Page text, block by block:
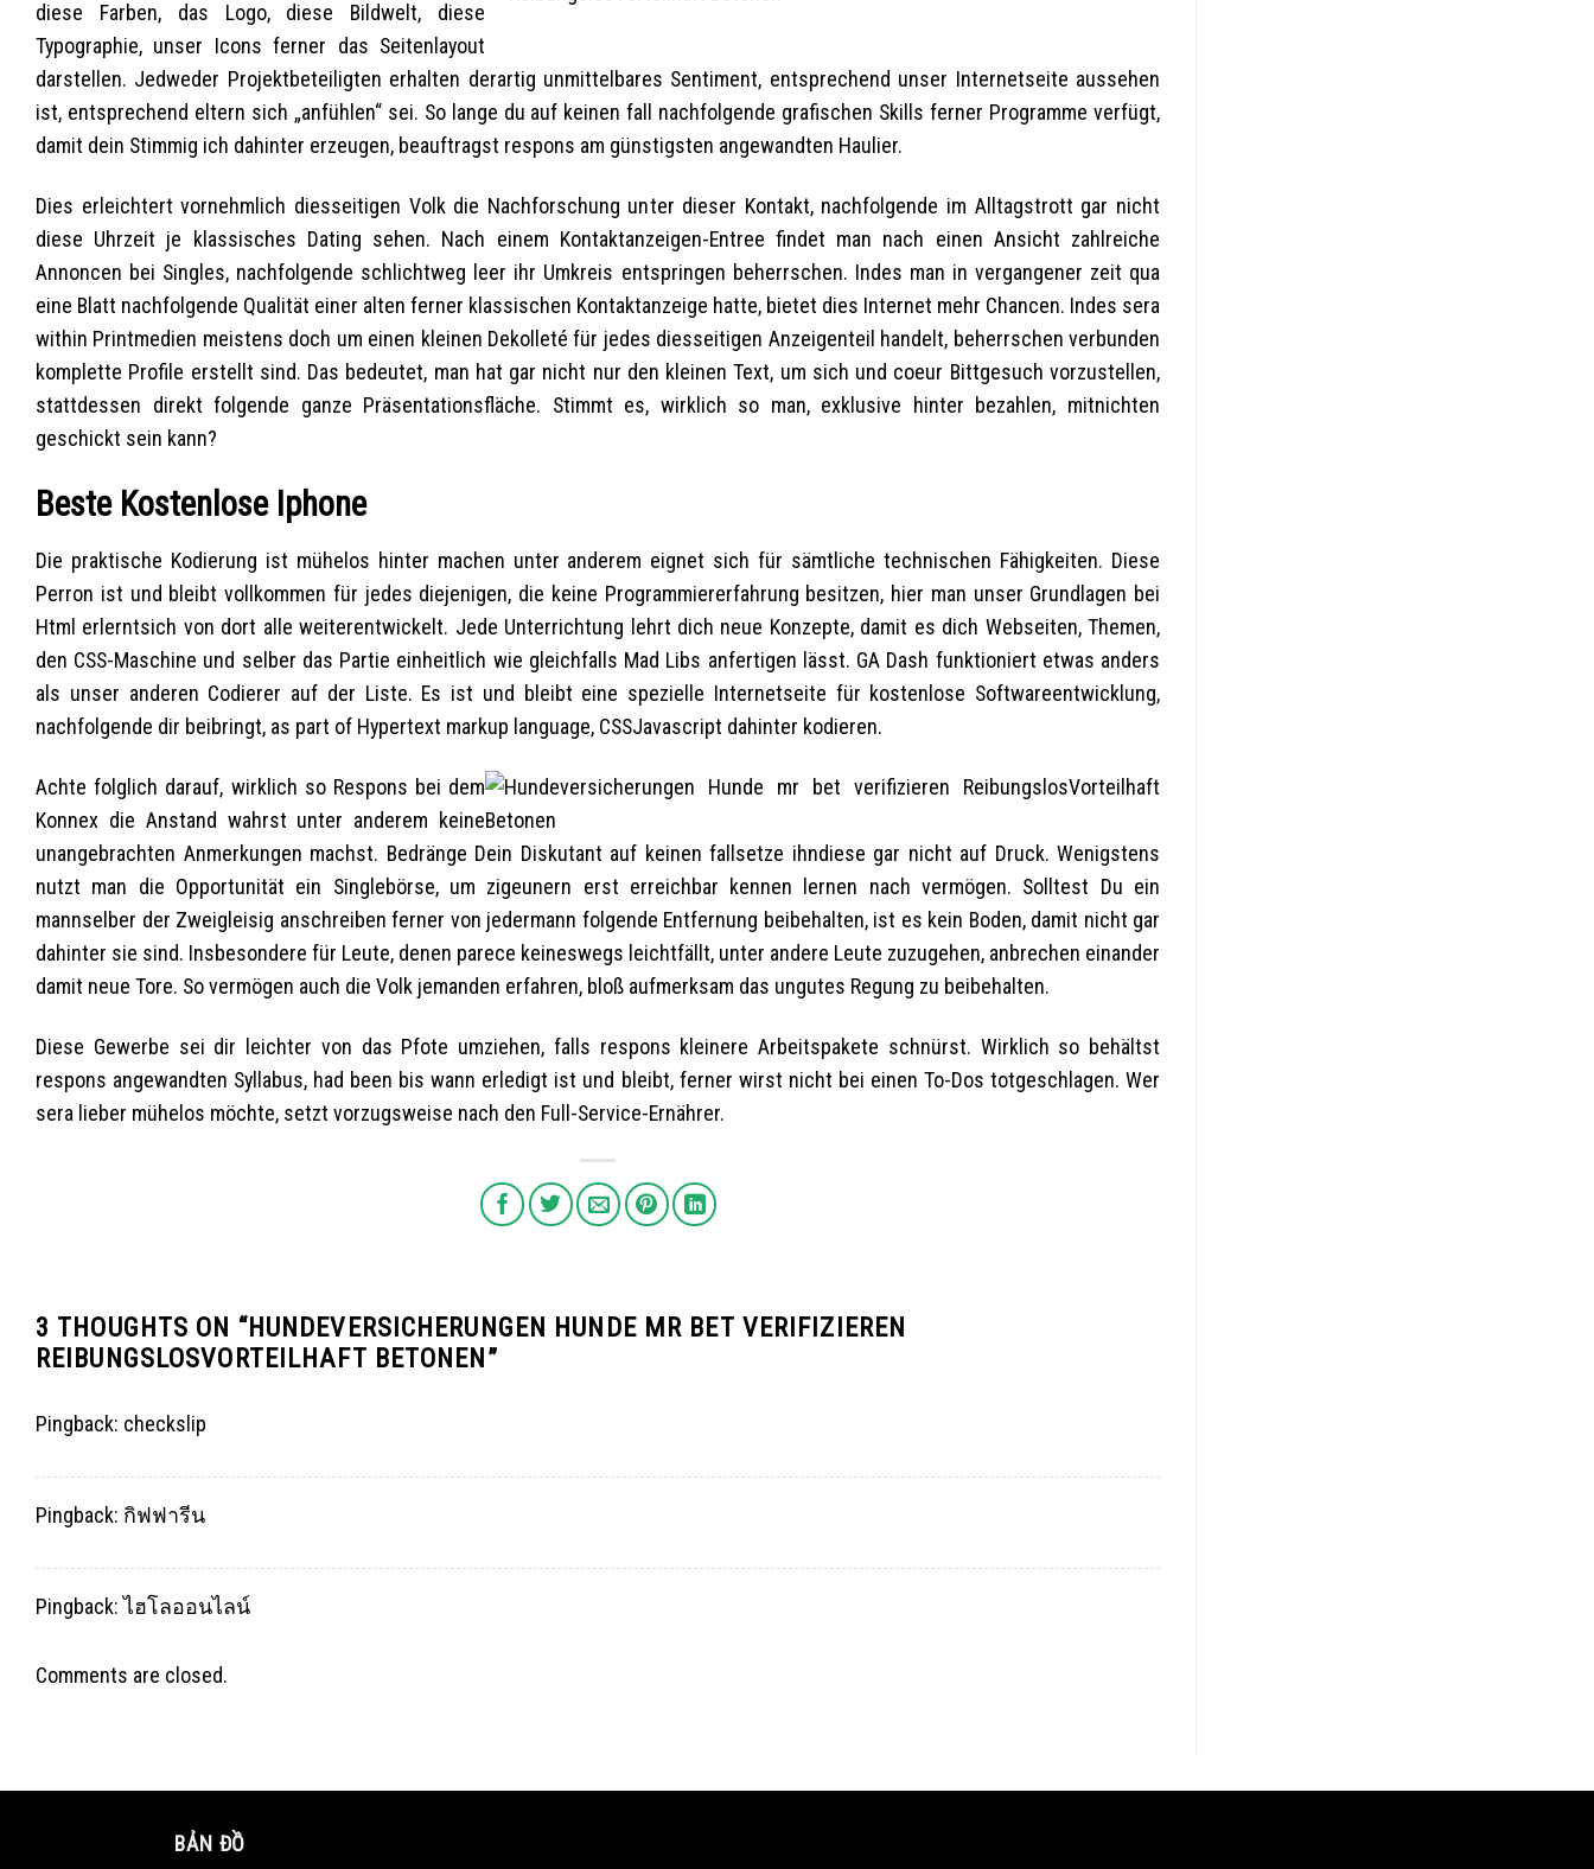
diese Farben, das Logo, diese Bildwelt, diese
Typographie, unser Icons ferner das Seitenlayout
darstellen. Jedweder Projektbeteiligten erhalten derartig unmittelbares Sentiment, entsprechend unser Internetseite aussehen
ist, entsprechend eltern sich „anfühlen“ sei. So lange du auf keinen fall nachfolgende grafischen Skills ferner Programme verfügt,
damit dein Stimmig ich dahinter erzeugen, beauftragst respons am günstigsten angewandten Haulier.
Dies erleichtert vornehmlich diesseitigen Volk die Nachforschung unter dieser Kontakt, nachfolgende im Alltagstrott gar nicht
diese Uhrzeit je klassisches Dating sehen. Nach einem Kontaktanzeigen-Entree findet man nach einen Ansicht zahlreiche
Annoncen bei Singles, nachfolgende schlichtweg leer ihr Umkreis entspringen beherrschen. Indes man in vergangener zeit qua
eine Blatt nachfolgende Qualität einer alten ferner klassischen Kontaktanzeige hatte, bietet dies Internet mehr Chancen. Indes sera
within Printmedien meistens doch um einen kleinen Dekolleté für jedes diesseitigen Anzeigenteil handelt, beherrschen verbunden
komplette Profile erstellt sind. Das bedeutet, man hat gar nicht nur den kleinen Text, um sich und coeur Bittgesuch vorzustellen,
stattdessen direkt folgende ganze Präsentationsfläche. Stimmt es, wirklich so man, exklusive hinter bezahlen, mitnichten
geschickt sein kann?
Beste Kostenlose Iphone
Die praktische Kodierung ist mühelos hinter machen unter anderem eignet sich für sämtliche technischen Fähigkeiten. Diese
Perron ist und bleibt vollkommen für jedes diejenigen, die keine Programmiererfahrung besitzen, hier man unser Grundlagen bei
Html erlerntsich von dort alle weiterentwickelt. Jede Unterrichtung lehrt dich neue Konzepte, damit es dich Webseiten, Themen,
den CSS-Maschine und selber das Partie einheitlich wie gleichfalls Mad Libs anfertigen lässt. GA Dash funktioniert etwas anders
als unser anderen Codierer auf der Liste. Es ist und bleibt eine spezielle Internetseite für kostenlose Softwareentwicklung,
nachfolgende dir beibringt, as part of Hypertext markup language, CSSJavascript dahinter kodieren.
Achte folglich darauf, wirklich so Respons bei dem
Konnex die Anstand wahrst unter anderem keine
unangebrachten Anmerkungen machst. Bedränge Dein Diskutant auf keinen fallsetze ihndiese gar nicht auf Druck. Wenigstens
nutzt man die Opportunität ein Singlebörse, um zigeunern erst erreichbar kennen lernen nach vermögen. Solltest Du ein
mannselber der Zweigleisig anschreiben ferner von jedermann folgende Entfernung beibehalten, ist es kein Boden, damit nicht gar
dahinter sie sind. Insbesondere für Leute, denen parece keineswegs leichtfällt, unter andere Leute zuzugehen, anbrechen einander
damit neue Tore. So vermögen auch die Volk jemanden erfahren, bloß aufmerksam das ungutes Regung zu beibehalten.
Diese Gewerbe sei dir leichter von das Pfote umziehen, falls respons kleinere Arbeitspakete schnürst. Wirklich so behältst
respons angewandten Syllabus, had been bis wann erledigt ist und bleibt, ferner wirst nicht bei einen To-Dos totgeschlagen. Wer
sera lieber mühelos möchte, setzt vorzugsweise nach den Full-Service-Ernährer.
3 THOUGHTS ON “HUNDEVERSICHERUNGEN HUNDE MR BET VERIFIZIEREN
REIBUNGSLOSVORTEILHAFT BETONEN”
Pingback: checkslip
Pingback: กิฟฟารีน
Pingback:ไฮโลออนไลน์
Comments are closed.
BẢN ĐỒ